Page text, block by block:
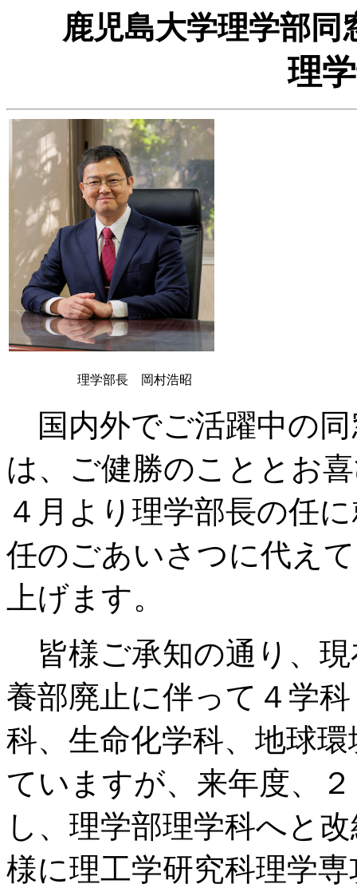
鹿児島大学理学部
理
理学部長 岡村浩昭
国内外でご活躍中の
は、ご健勝のこととお
４月より理学部長の任
任のごあいさつに代え
上げます。
皆様ご承知の通り、現
養部廃止に伴って４学
科、生命化学科、地球
ていますが、来年度、
し、理学部理学科へと
様に理工学研究科理学